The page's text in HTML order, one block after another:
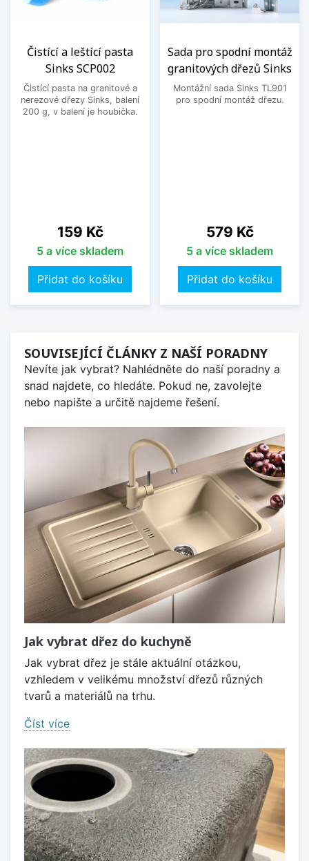
Čistící a leštící pasta
Sinks SCP002
Čistící pasta na granitové a
nerezové dřezy Sinks, balení
200 g, v balení je houbička.
Cena
159 Kč
5 a více skladem
Přidat do košíku
Sada pro spodní montáž
granitových dřezů Sinks
Montážní sada Sinks TL901
pro spodní montáž dřezu.
Cena
579 Kč
5 a více skladem
Přidat do košíku
SOUVISEJÍCÍ ČLÁNKY Z NAŠÍ PORADNY
Nevíte jak vybrat? Nahlédněte do naší poradny a
snad najdete, co hledáte. Pokud ne, zavolejte
nebo napište a určitě najdeme řešení.
Jak vybrat dřez do kuchyně
Jak vybrat dřez je stále aktuální otázkou,
vzhledem v velikému množství dřezů různých
tvarů a materiálů na trhu.
Číst více